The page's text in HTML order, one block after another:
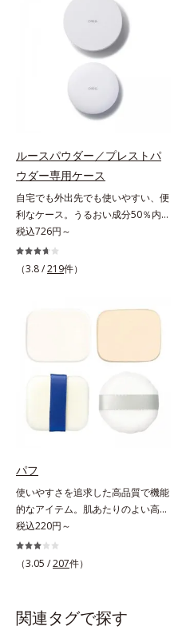
ルースパウダー／プレストパ
ウダー専用ケース
自宅でも外出先でも使いやすい、便
利なケース。うるおい成分50％内包
で、自然にくすみのない透明美肌を
実現する「ルースパウダー」の専用
ケース（伸縮ネット、専用パフ付）
ウダー「プレストパウダー」の専用
税込726円～
（3.8 /219件）
パフ
使いやすさを追求した高品質で機能
的なアイテム。肌あたりのよい高品
質なパフ。オルビスのすべてのリキ
ッドファンデーションにお使いいた
だけるパフや、それぞれのファンデ
ダーの特性に合わせて開発された機
能的なパフです。用途に合わせてお
税込220円～
（3.05 /207件）
関連タグで探す